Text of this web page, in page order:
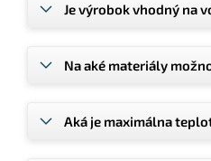
Je výrobok vhodný na
Na aké materiály
Aká je maximálna